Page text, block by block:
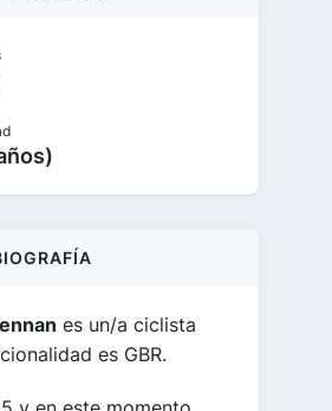
es un/a ciclista
es GBR.